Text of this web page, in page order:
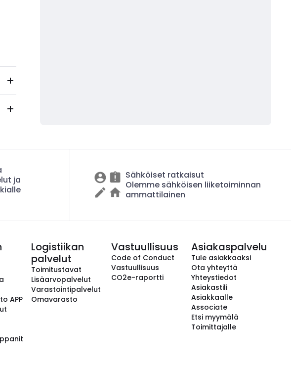
ja
Sähköiset ratkaisut
Olemme sähköisen liiketoiminnan
ammattilainen
APP
Logistiikan
palvelut
Toimitustavat
Lisäarvopalvelut
Varastointipalvelut
Omavarasto
Vastuullisuus
Code of Conduct
Vastuullisuus
CO2e-raportti
Asiakaspalvelu
Tule asiakkaaksi
Ota yhteyttä
Yhteystiedot
Asiakastili
Asiakkaalle
Associate
Etsi myymälä
Toimittajalle